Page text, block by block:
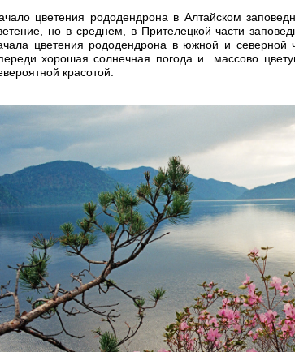
цветения рододендрона в Алтайском
но в среднем, в Прителецкой части
цветения рододендрона в южной и северной
хорошая солнечная погода и массово
красотой.